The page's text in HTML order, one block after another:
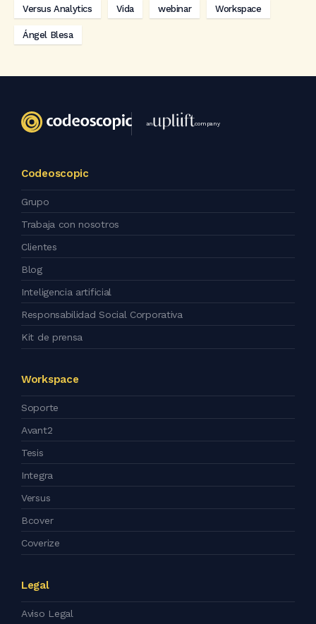
Versus Analytics Vida webinar Workspace
Ángel Blesa
an company
Codeoscopic
Grupo
Trabaja con nosotros
Clientes
Blog
Inteligencia artificial
Responsabilidad Social Corporativa
Kit de prensa
Workspace
Soporte
Avant2
Tesis
Integra
Versus
Bcover
Coverize
Legal
Aviso Legal